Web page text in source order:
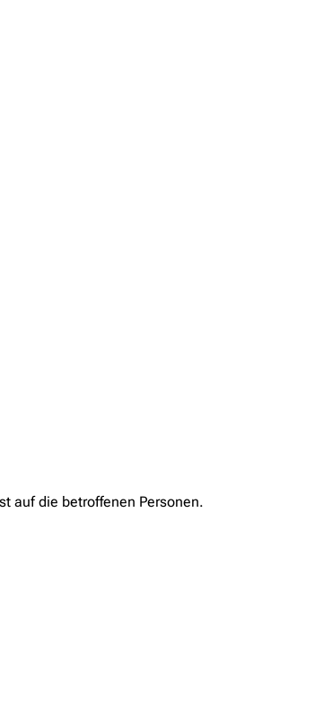
auf die betroffenen Personen.